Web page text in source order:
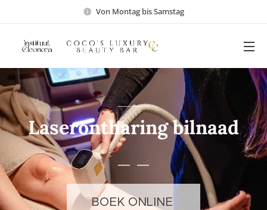
Von Montag bis Samstag
Laserontharing bilnaad
BOEK ONLINE